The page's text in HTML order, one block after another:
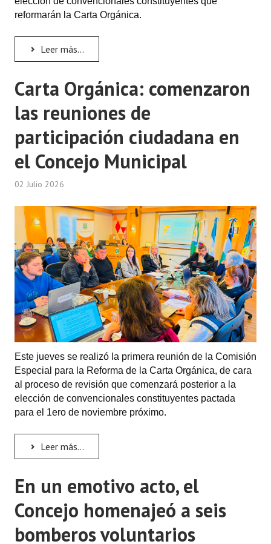
reformarán la Carta Orgánica.
Leer más...
Carta Orgánica: comenzaron
las reuniones de
participación ciudadana en
el Concejo Municipal
02 Julio 2026
Este jueves se realizó la primera reunión de la Comisión
Especial para la Reforma de la Carta Orgánica, de cara
al proceso de revisión que comenzará posterior a la
elección de convencionales constituyentes pactada
para el 1ero de noviembre próximo.
Leer más...
En un emotivo acto, el
Concejo homenajeó a seis
bomberos voluntarios